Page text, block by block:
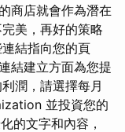
商店就會作為潛在
美，再好的策略
結指向您的頁
結建立方面為您提
潤，請選擇每月
並投資您的
的文字和內容，